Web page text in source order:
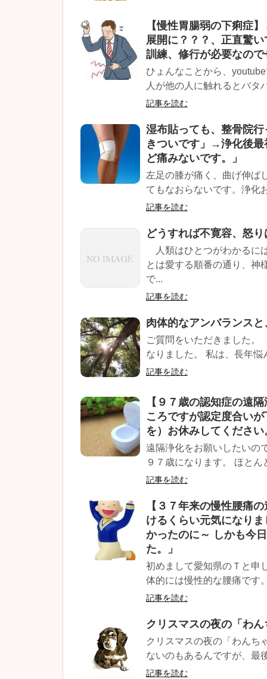
【慢性胃腸弱の下痢症
展開に？？？、正直驚
訓練、修行が必要なの
ひょんなことから、
人が他の人に触れるとバタ
記事を読む
湿布貼っても、整骨院
きついです」→浄化後最
ど痛みないです。」
左足の膝が痛く、曲げ伸ば
てもなおらないです。浄化
記事を読む
どうすれば不寛容、怒
人類はひとつがわかるに
とは愛する順番の通り、神
で...
記事を読む
肉体的なアンバランス
ご質問をいただきました。
なりました。 私は、長年
記事を読む
【９７歳の認知症の遠
ころですが認定度合い
を）お休みしてください
遠隔浄化をお願いしたいの
９７歳になります。 ほと
記事を読む
【３７年来の慢性腰痛
けるくらい元気になり
かったのに～ しかも今
た。」
初めまして愛知県のＴと申
体的には慢性的な腰痛です
記事を読む
クリスマスの夜の「わ
クリスマスの夜の「わんち
ないのもあるんですが、最
記事を読む